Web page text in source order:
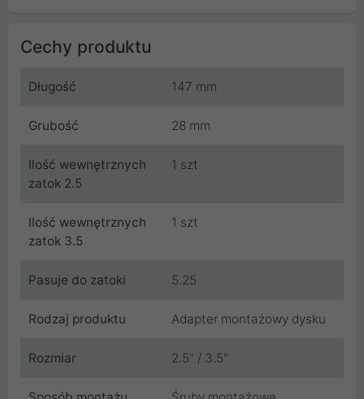
Cechy produktu
Długość 147 mm
Grubość 28 mm
Ilość wewnętrznych
zatok 2.5
1 szt
Ilość wewnętrznych
zatok 3.5
1 szt
Pasuje do zatoki 5.25
Rodzaj produktu Adapter montażowy dysku
Rozmiar 2.5" / 3.5"